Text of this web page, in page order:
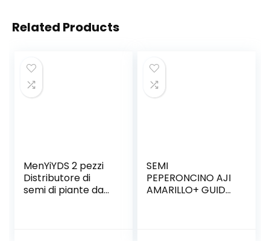
Related Products
MenYiYDS 2 pezzi
Distributore di
semi di piante da
SEMI
PEPERONCINO AJI
AMARILLO+ GUIDA